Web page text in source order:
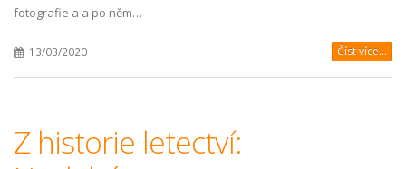
fotografie a a po něm…
13/03/2020 Číst více...
Z historie letectví: